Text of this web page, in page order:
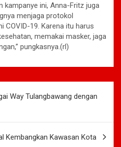
kampanye ini, Anna-Fritz juga
menjaga protokol
COVID-19. Karena itu harus
memakai masker, jaga
pungkasnya.(rl)
Way Tulangbawang dengan
Kembangkan Kawasan Kota